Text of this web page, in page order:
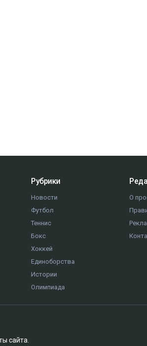
Рубрики
Новости
Футбол
Теннис
Бокс
Хоккей
Единоборства
Истории
Олимпиада
О
сайта.